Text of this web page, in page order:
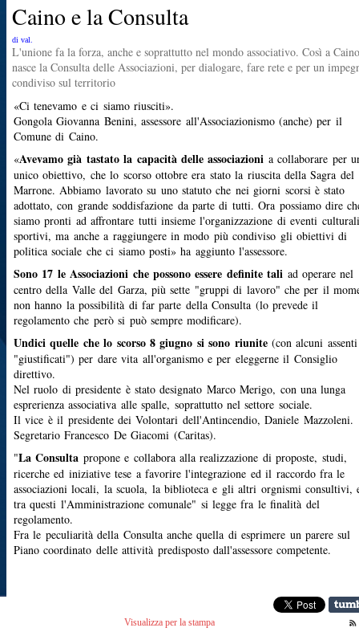
Caino e la Consulta
di val.
L'unione fa la forza, anche e soprattutto nel mondo associativo. Così a Caino
nasce la Consulta delle Associazioni, per dialogare, fare rete e per un
condiviso sul territorio
«Ci tenevamo e ci siamo riusciti».
Gongola Giovanna Benini, assessore all'Associazionismo (anche) per il
Comune di Caino.
«Avevamo già tastato la capacità delle associazioni a collaborare per
unico obiettivo, che lo scorso ottobre era stato la riuscita della Sagra del
Marrone. Abbiamo lavorato su uno statuto che nei giorni scorsi è stato
adottato, con grande soddisfazione da parte di tutti. Ora possiamo dire
siamo pronti ad affrontare tutti insieme l'organizzazione di eventi
sportivi, ma anche a raggiungere in modo più condiviso gli obiettivi di
politica sociale che ci siamo posti» ha aggiunto l'assessore.
Sono 17 le Associazioni che possono essere definite tali ad operare nel
centro della Valle del Garza, più sette "gruppi di lavoro" che per il
non hanno la possibilità di far parte della Consulta (lo prevede il
regolamento che però si può sempre modificare).
Undici quelle che lo scorso 8 giugno si sono riunite(con alcuni assenti
"giustificati") per dare vita all'organismo e per eleggerne il Consiglio
direttivo.
Nel ruolo di presidente è stato designato Marco Merigo, con una lunga
esprerienza associativa alle spalle, soprattutto nel settore sociale.
Il vice è il presidente dei Volontari dell'Antincendio, Daniele Mazzoleni.
Segretario Francesco De Giacomi (Caritas).
"La Consulta propone e collabora alla realizzazione di proposte, studi,
ricerche ed iniziative tese a favorire l'integrazione ed il raccordo fra le
associazioni locali, la scuola, la biblioteca e gli altri orgnismi consultivi,
tra questi l'Amministrazione comunale" si legge fra le finalità del
regolamento.
Fra le peculiarità della Consulta anche quella di esprimere un parere sul
Piano coordinato delle attività predisposto dall'assessore competente.
Visualizza per la stampa